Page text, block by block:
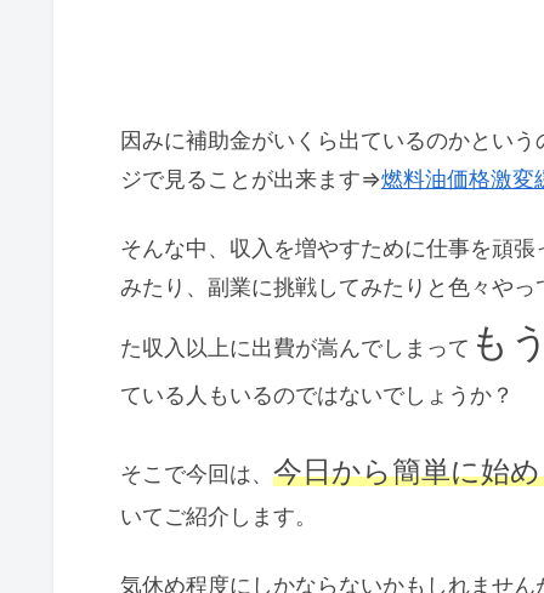
因みに補助金がいくら出ているのかとい
ジで見ることが出来ます⇒燃料油価格激変
そんな中、収入を増やすために仕事を頑
みたり、副業に挑戦してみたりと色々や
た収入以上に出費が嵩んでしまって も
ている人もいるのではないでしょうか？
そこで今回は、 今日から簡単に始
いてご紹介します。
気休め程度にしかならないかもしれませ